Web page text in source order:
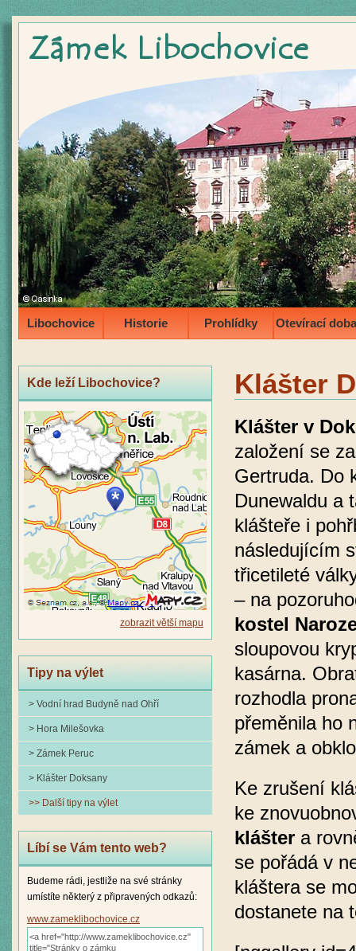
Libochovice Historie Prohlídky Otevírací doba
Klášter
Klášter v
založení se
Gertruda. Do
Dunewaldu a
klášteře i
následujícím
třicetileté
– na
kostel
sloupovou
kasárna.
rozhodla
přeměnila ho
zámek a
Ke zrušení
ke
klášter a
se pořádá v
kláštera se
dostanete na
Kde leží Libochovice?
zobrazit větší mapu
Tipy na výlet
> Vodní hrad Budyně nad Ohří
> Hora Milešovka
> Zámek Peruc
> Klášter Doksany
>> Další tipy na výlet
Líbí se Vám tento web?
Budeme rádi, jestliže na své stránky
umístíte některý z připravených odkazů:
www.zameklibochovice.cz